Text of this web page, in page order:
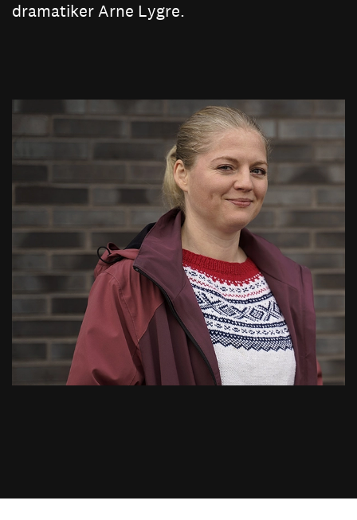
dramatiker Arne Lygre.